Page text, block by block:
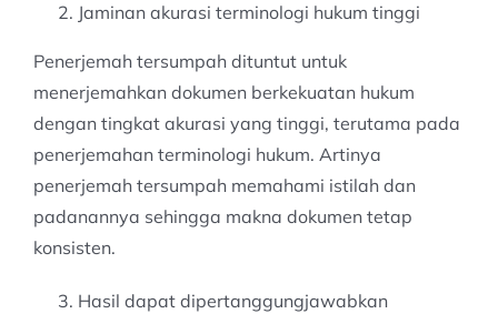
Jaminan akurasi terminologi hukum tinggi
Penerjemah tersumpah dituntut untuk
menerjemahkan dokumen berkekuatan hukum
dengan tingkat akurasi yang tinggi, terutama pada
penerjemahan terminologi hukum. Artinya
penerjemah tersumpah memahami istilah dan
padanannya sehingga makna dokumen tetap
konsisten.
Hasil dapat dipertanggungjawabkan